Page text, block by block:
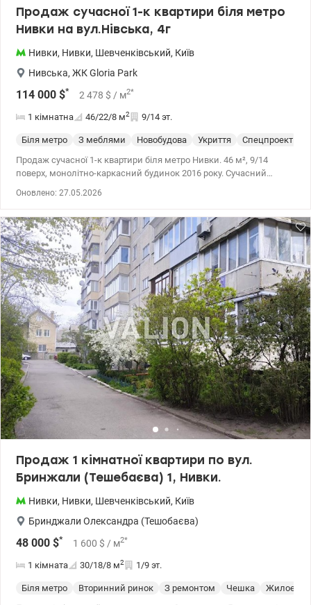
Продаж сучасної 1-к квартири біля метро
Нивки на вул.Нівська, 4г
Нивки, Нивки, Шевченківський, Київ
Нивська, ЖК Gloria Park
114 000 $* 2 478 $ / м2*
1 кімнатна 46/22/8 м2 9/14 эт.
Біля метро З меблями Новобудова Укриття Спецпроект
Продаж сучасної 1-к квартири біля метро Нивки. 46 м², 9/14
поверх, монолітно-каркасний будинок 2016 року. Сучасний
будинку встановлені сонячні батареї — під час відключень
працюють ліфти, вода та інтернет. Закритий двір, підземний
паркінг, дитячий і спортивний майданчики. Поруч Сільпо та
Парк Нивки. Ідеальний варіант для життя або під оренду. Ціна
114000у.о 0509051192 Альона Valion.ua/1150353
Оновлено: 27.05.2026
Продаж 1 кімнатної квартири по вул.
Бринжали (Тешебаєва) 1, Нивки.
Нивки, Нивки, Шевченківський, Київ
Бринджали Олександра (Тешобаєва)
48 000 $* 1 600 $ / м2*
1 кімната 30/18/8 м2 1/9 эт.
Біля метро Вторинний ринок З ремонтом Чешка
Жилое